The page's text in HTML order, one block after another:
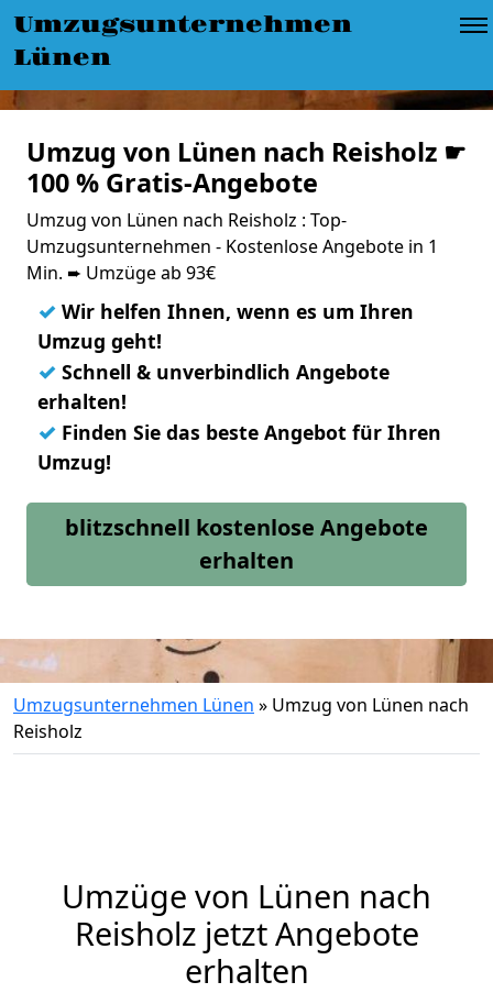
Umzugsunternehmen
Lünen
Umzug von Lünen nach Reisholz ☛
100 % Gratis-Angebote
Umzug von Lünen nach Reisholz : Top-
Umzugsunternehmen - Kostenlose Angebote in 1
Min. ➨ Umzüge ab 93€
✓ Wir helfen Ihnen, wenn es um Ihren
Umzug geht!
✓ Schnell & unverbindlich Angebote
erhalten!
✓ Finden Sie das beste Angebot für Ihren
Umzug!
blitzschnell kostenlose Angebote
erhalten
Umzugsunternehmen Lünen » Umzug von Lünen nach
Reisholz
Umzüge von Lünen nach
Reisholz jetzt Angebote
erhalten